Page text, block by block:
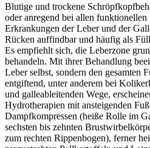
Blutige und trockene
oder anregend bei allen funktionellen
Erkrankungen der Leber und der
Rücken auffindbar und häufig als
Es empfiehlt sich, die Leberzone
behandeln. Mit ihrer Behandlung
Leber selbst, sondern den gesamten
entgiftend, unter anderem bei
und galleableitenden Wege,
Hydrotherapien mit ansteigenden
Dampfkompressen (heiße Rolle im
sechsten bis zehnten
zum rechten Rippenbogen), ferner